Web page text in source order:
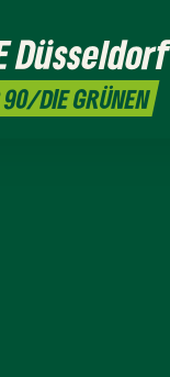
Düsseldorf
90/DIE GRÜNEN